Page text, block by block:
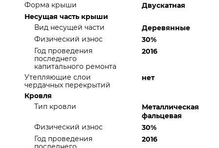
Форма крыши
Двускатная
Несущая часть крыши
Вид несущей части
Деревянные
Физический износ
30%
Год проведения
последнего
капитального ремонта
2016
Утепляющие слои
чердачных перекрытий
нет
Кровля
Тип кровли
Металлическая
фальцевая
Физический износ
30%
Год проведения
2016